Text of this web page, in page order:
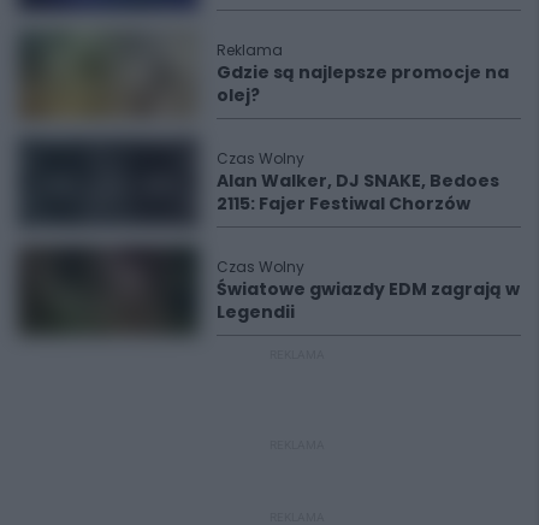
Reklama
Gdzie są najlepsze promocje na
olej?
Czas Wolny
Alan Walker, DJ SNAKE, Bedoes
2115: Fajer Festiwal Chorzów
Czas Wolny
Światowe gwiazdy EDM zagrają w
Legendii